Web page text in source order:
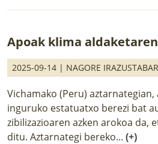
Apoak klima
2025-09-14 | NAGORE
Vichamako (Peru)
inguruko estatuatxo berezi bat
zibilizazioaren azken arokoa da,
ditu. Aztarnategi bereko... (+)